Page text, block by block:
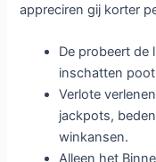
appreciren gij korter
De probeert de
inschatten
Verlote
jackpots,
winkansen.
Alleen het